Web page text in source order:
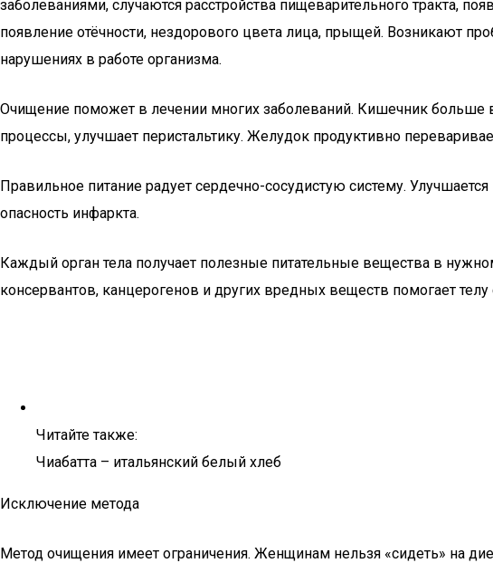
заболеваниями, случаются расстройства пищеварительного
появление отёчности, нездорового цвета лица, прыщей. Возникают
нарушениях в работе организма.
Очищение поможет в лечении многих заболеваний. Кишечник больше
процессы, улучшает перистальтику. Желудок продуктивно
Правильное питание радует сердечно-сосудистую систему.
опасность инфаркта.
Каждый орган тела получает полезные питательные вещества в
консервантов, канцерогенов и других вредных веществ помогает
Читайте также:
Чиабатта – итальянский белый хлеб
Исключение метода
Метод очищения имеет ограничения. Женщинам нельзя «сидеть» на